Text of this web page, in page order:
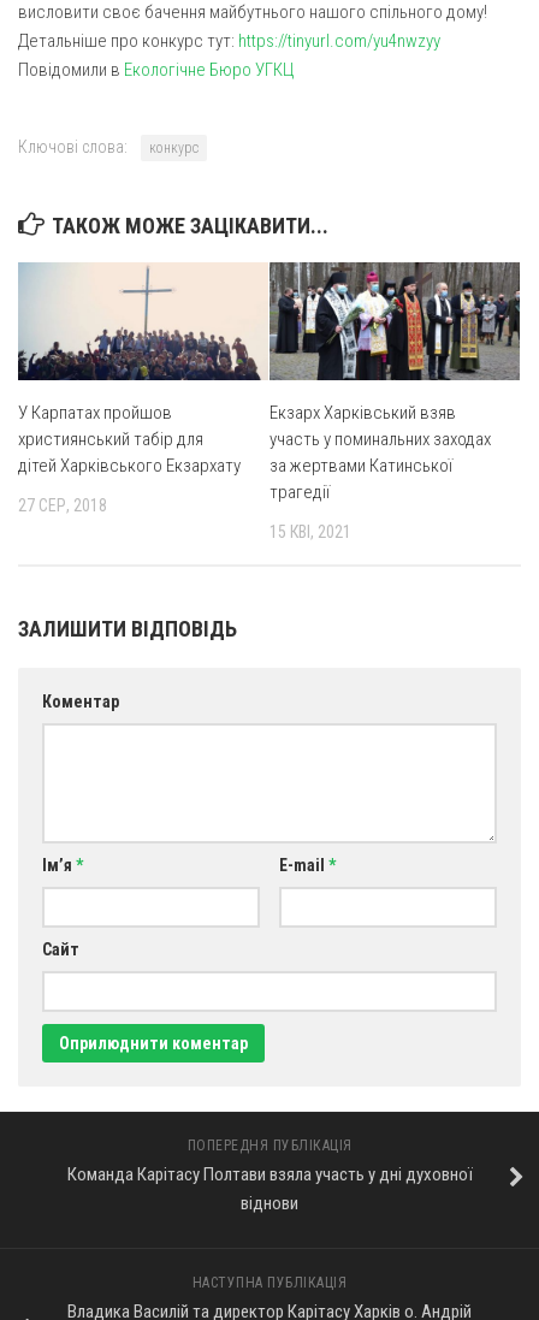
Комісія з питань душпастирства охорони здоров’я
Спільноти
Харківщина
Сумщина
Трансляції
висловити своє бачення майбутнього нашого спільного дому!
Детальніше про конкурс тут: https://tinyurl.com/yu4nwzyy
Повідомили в Екологічне Бюро УГКЦ
Ключові слова: конкурс
ТАКОЖ МОЖЕ ЗАЦІКАВИТИ...
У Карпатах пройшов
християнський табір для
дітей Харківського Екзархату
27 СЕР, 2018
Екзарх Харківський взяв
участь у поминальних заходах
за жертвами Катинської
трагедії
15 КВІ, 2021
ЗАЛИШИТИ ВІДПОВІДЬ
Коментар
Ім’я * E-mail *
Сайт
ПОПЕРЕДНЯ ПУБЛІКАЦІЯ
Команда Карітасу Полтави взяла участь у дні духовної
віднови
НАСТУПНА ПУБЛІКАЦІЯ
Владика Василій та директор Карітасу Харків о. Андрій